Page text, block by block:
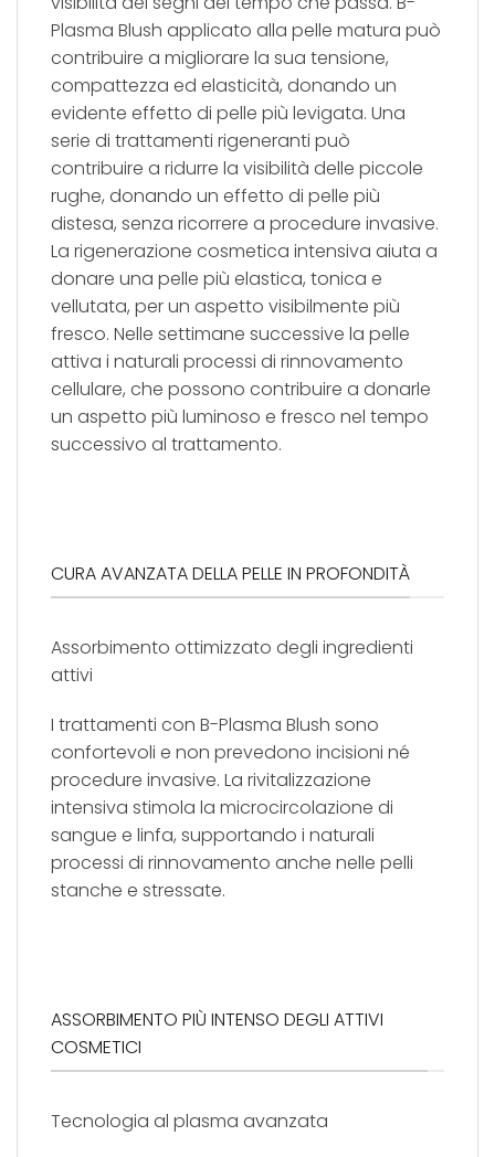
Plasma Blush applicato alla pelle matura può
contribuire a migliorare la sua tensione,
compattezza ed elasticità, donando un
evidente effetto di pelle più levigata. Una
serie di trattamenti rigeneranti può
contribuire a ridurre la visibilità delle piccole
rughe, donando un effetto di pelle più
distesa, senza ricorrere a procedure invasive.
La rigenerazione cosmetica intensiva aiuta a
donare una pelle più elastica, tonica e
vellutata, per un aspetto visibilmente più
fresco. Nelle settimane successive la pelle
attiva i naturali processi di rinnovamento
cellulare, che possono contribuire a donarle
un aspetto più luminoso e fresco nel tempo
successivo al trattamento.
CURA AVANZATA DELLA PELLE IN PROFONDITÀ
Assorbimento ottimizzato degli ingredienti
attivi
I trattamenti con B-Plasma Blush sono
confortevoli e non prevedono incisioni né
procedure invasive. La rivitalizzazione
intensiva stimola la microcircolazione di
sangue e linfa, supportando i naturali
processi di rinnovamento anche nelle pelli
stanche e stressate.
ASSORBIMENTO PIÙ INTENSO DEGLI ATTIVI
COSMETICI
Tecnologia al plasma avanzata